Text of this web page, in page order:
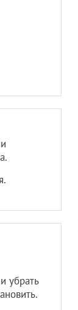
убрать